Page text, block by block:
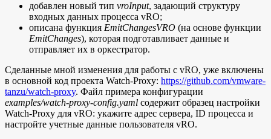
добавлен новый тип vroInput, задающий структуру
входных данных процесса vRO;
описана функция EmitChangesVRO (на основе функции
EmitChanges), которая подготавливает данные и
отправляет их в оркестратор.
Сделанные мной изменения для работы с vRO, уже включены
в основной код проекта Watch-Proxy: https://github.com/vmware-
tanzu/watch-proxy. Файл примера конфигурации
examples/watch-proxy-config.yaml содержит образец настройки
Watch-Proxy для vRO: укажите адрес сервера, ID процесса и
настройте учетные данные пользователя vRO.